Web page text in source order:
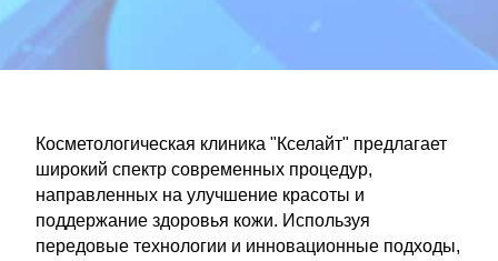
Косметологическая клиника "Кселайт" предлагает
широкий спектр современных процедур,
направленных на улучшение красоты и
поддержание здоровья кожи. Используя
передовые технологии и инновационные подходы,